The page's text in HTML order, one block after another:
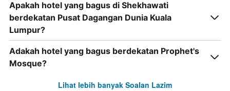
Apakah hotel yang bagus di Shekhawati
berdekatan Pusat Dagangan Dunia Kuala
Lumpur?
Adakah hotel yang bagus berdekatan Prophet's
Mosque?
Lihat lebih banyak Soalan Lazim